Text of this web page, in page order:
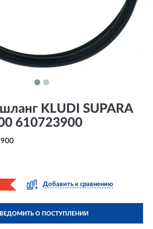
KLUDI SUPARA
610723900
Добавить к сравнению
О ПОСТУПЛЕНИИ